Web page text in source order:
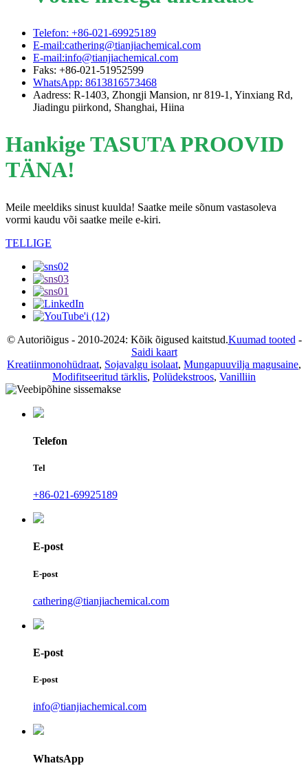
Telefon: +86-021-69925189
E-mail:cathering@tianjiachemical.com
E-mail:info@tianjiachemical.com
Faks: +86-021-51952599
WhatsApp: 8613816573468
Aadress: R-1403, Zhongji Mansion, nr 819-1, Yinxiang Rd,
Jiadingu piirkond, Shanghai, Hiina
Hankige TASUTA PROOVID
TÄNA!
Meile meeldiks sinust kuulda! Saatke meile sõnum vastasoleva
vormi kaudu või saatke meile e-kiri.
TELLIGE
© Autoriõigus - 2010-2024: Kõik õigused kaitstud.Kuumad tooted -
Saidi kaart
Kreatiinmonohüdraat, Sojavalgu isolaat, Mungapuuvilja magusaine,
Modifitseeritud tärklis, Polüdekstroos, Vanilliin
Telefon
Tel
+86-021-69925189
E-post
E-post
cathering@tianjiachemical.com
E-post
E-post
info@tianjiachemical.com
WhatsApp